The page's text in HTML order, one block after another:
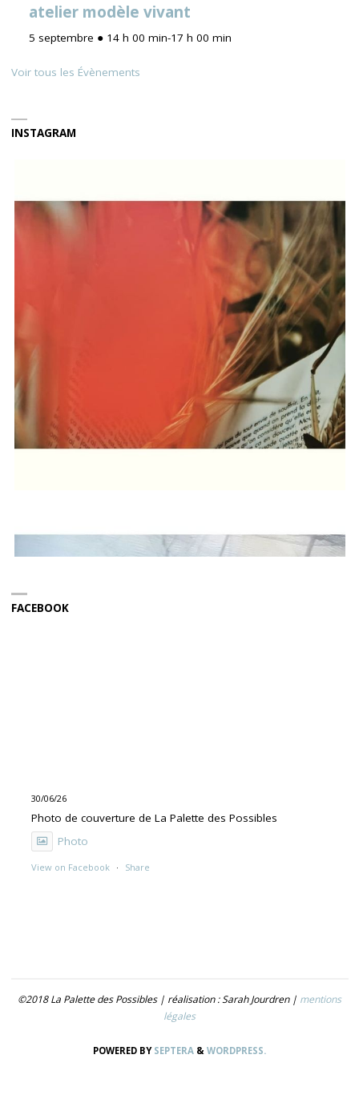
atelier modèle vivant
5 septembre ● 14 h 00 min-17 h 00 min
Voir tous les Évènements
INSTAGRAM
FACEBOOK
30/06/26
Photo de couverture de La Palette des Possibles
Photo
View on Facebook · Share
- 21.07- 5.09 : TROUVER LE NOM
©2018 La Palette des Possibles | réalisation : Sarah Jourdren | mentions
légales
POWERED BYSEPTERA & WORDPRESS.